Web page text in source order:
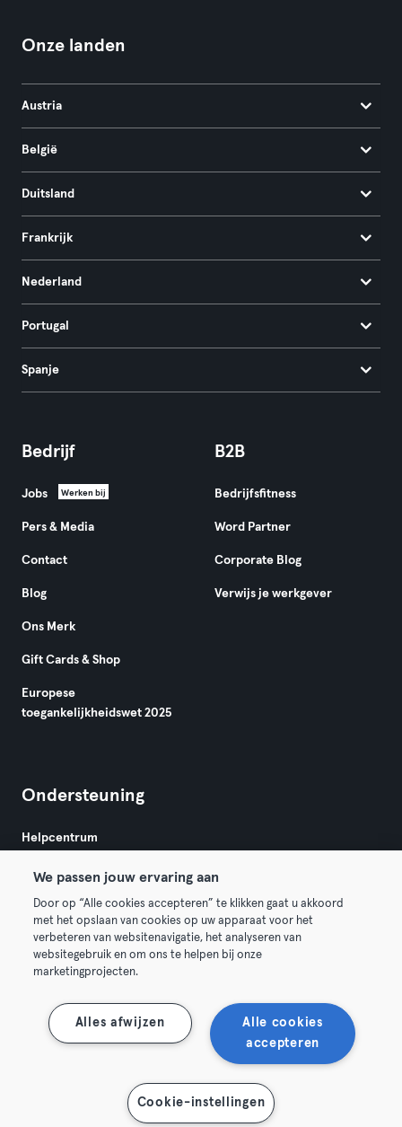
Toon kaart
Onze landen
Austria
België
Duitsland
Frankrijk
Nederland
Portugal
Spanje
Bedrijf
Jobs Werken bij
Pers & Media
Contact
Blog
Ons Merk
Gift Cards & Shop
Europese
toegankelijkheidswet 2025
B2B
Bedrijfsfitness
Word Partner
Corporate Blog
Verwijs je werkgever
Ondersteuning
Helpcentrum
Algemene Voorwaarden
Membership opzeggen Trek hier je contract terug
We passen jouw ervaring aan
Door op “Alle cookies accepteren” te klikken gaat u akkoord
met het opslaan van cookies op uw apparaat voor het
verbeteren van websitenavigatie, het analyseren van
websitegebruik en om ons te helpen bij onze
marketingprojecten.
Alle cookies
accepteren
Alles afwijzen
Cookie-instellingen